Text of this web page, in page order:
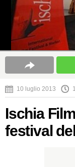
10 luglio 2013
Ischia
festival